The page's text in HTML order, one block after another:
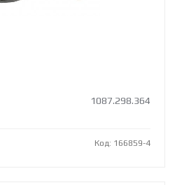
1087.298.364
Код: 166859-4